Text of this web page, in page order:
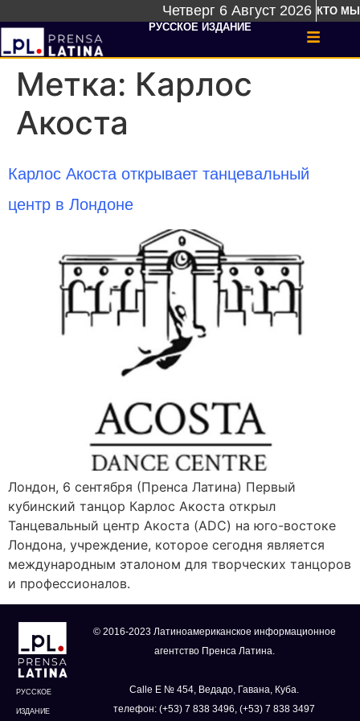
Четверг 6 Август 2026 КТО МЫ
РУССКОЕ ИЗДАНИЕ
Метка: Карлос
Акоста
Карлос Акоста открывает танцевальный
центр в Лондоне
Лондон, 6 сентября (Пренса Латина) Первый
кубинский танцор Карлос Акоста открыл
Танцевальный центр Акоста (ADC) на юго-востоке
Лондона, учреждение, которое сегодня является
международным эталоном для творческих танцоров
и профессионалов.
РУССКОЕ
ИЗДАНИЕ
© 2016-2023 Латиноамериканское информационное
агентство Пренса Латина.
Calle E № 454, Ведадо, Гавана, Куба.
телефон: (+53) 7 838 3496, (+53) 7 838 3497